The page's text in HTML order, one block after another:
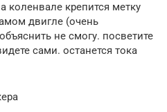
коленвале крепится метку
двигле (очень
не смогу. посветите
сами. останется тока